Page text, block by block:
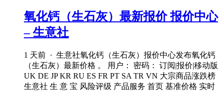
氧化钙（生石灰）最新报价 报价中心
– 生意社
1 天前 · 生意社氧化钙（生石灰）报价中心发布氧化钙
（生石灰）最新价格 。 用户： 密码： 订阅|报价|移动版
UK DE JP KR RU ES FR PT SA TR VN 大宗商品涨跌榜
生意社 生 意 宝 风险评级 产品服务 首页 基准价格 实时